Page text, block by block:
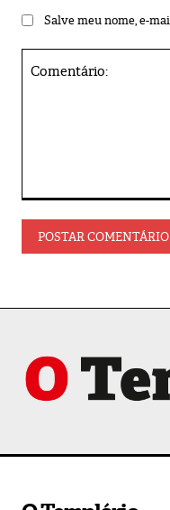
Salve meu nome, e-